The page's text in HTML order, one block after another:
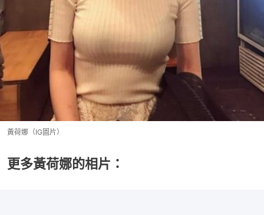
黃荷娜（IG圖片）
更多黃荷娜的相片：